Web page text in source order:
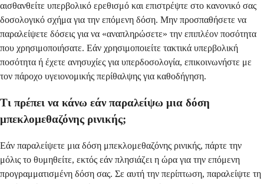
αισθανθείτε υπερβολικό ερεθισμό και επιστρέψτε στο κανονικό σας
δοσολογικό σχήμα για την επόμενη δόση. Μην προσπαθήσετε να
παραλείψετε δόσεις για να «αναπληρώσετε» την επιπλέον ποσότητα
που χρησιμοποιήσατε. Εάν χρησιμοποιείτε τακτικά υπερβολική
ποσότητα ή έχετε ανησυχίες για υπερδοσολογία, επικοινωνήστε με
τον πάροχο υγειονομικής περίθαλψης για καθοδήγηση.
Τι πρέπει να κάνω εάν παραλείψω μια δόση
μπεκλομεθαζόνης ρινικής;
Εάν παραλείψετε μια δόση μπεκλομεθαζόνης ρινικής, πάρτε την
μόλις το θυμηθείτε, εκτός εάν πλησιάζει η ώρα για την επόμενη
προγραμματισμένη δόση σας. Σε αυτή την περίπτωση, παραλείψτε τη